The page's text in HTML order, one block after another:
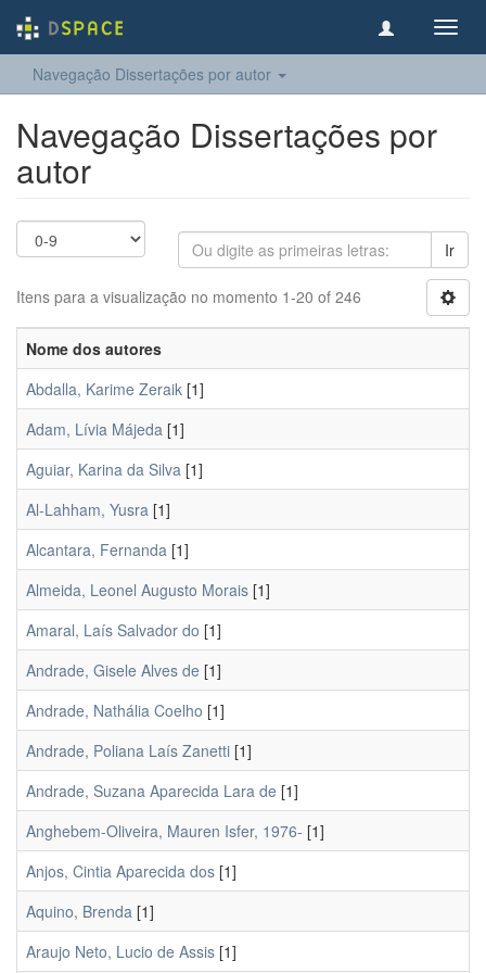
Navegação Dissertações por autor
Navegação Dissertações por
autor
Ir
Itens para a visualização no momento 1-20 of 246
Nome dos autores
Abdalla, Karime Zeraik [1]
Adam, Lívia Májeda [1]
Aguiar, Karina da Silva [1]
Al-Lahham, Yusra [1]
Alcantara, Fernanda [1]
Almeida, Leonel Augusto Morais [1]
Amaral, Laís Salvador do [1]
Andrade, Gisele Alves de [1]
Andrade, Nathália Coelho [1]
Andrade, Poliana Laís Zanetti [1]
Andrade, Suzana Aparecida Lara de [1]
Anghebem-Oliveira, Mauren Isfer, 1976- [1]
Anjos, Cintia Aparecida dos [1]
Aquino, Brenda [1]
Araujo Neto, Lucio de Assis [1]